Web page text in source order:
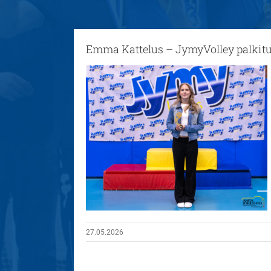
Emma Kattelus – JymyVolley
27.05.2026